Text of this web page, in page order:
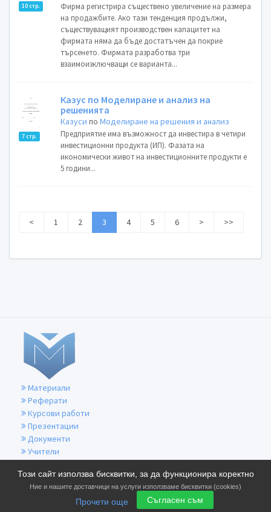
10 стр.
Фирма регистрира съществено увеличение на размера
на продажбите. Ако тази тенденция продължи,
съществуващият производствен капацитет на
фирмата няма да бъде достатъчен да покрие
търсенето. Фирмата разработва три
взаимоизключващи се варианта...
7 стр.
Казус по Моделиране и анализ на
решенията
Казуси поМоделиране на решения и анализ
Предприятие има възможност да инвестира в четири
инвестиционни продукта (ИП). Фазата на
икономически живот на инвестиционните продукти е
5 години...
< 1 2 3 4 5 6 > >>
Този сайт използва бисквитки, за да функционира коректно
Ние и нашите доставчици на услуги използваме бисквитки (cookies)
Прочети още Съгласен съм
Материали
Реферати
Курсови работи
Презентации
Документи
Учители
Общи условия
Политика за бисквитките
Политика за поверителност